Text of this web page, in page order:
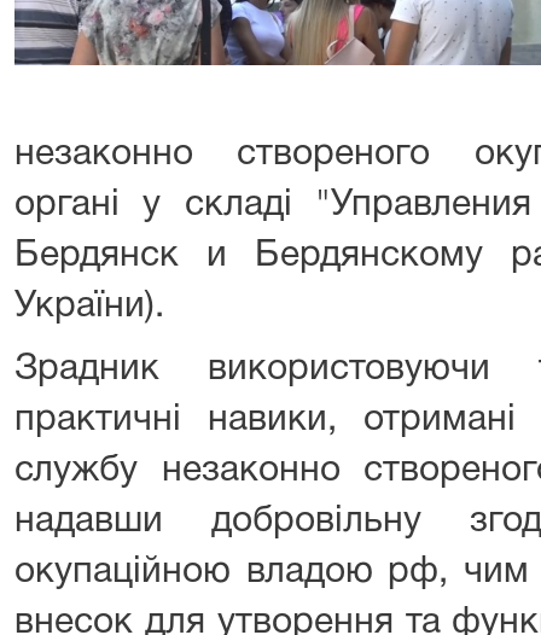
незаконно створеного
органі у складі
Бердянск и Бердянскому
України).
Зрадник використовуючи
практичні навики,
службу незаконно
надавши добровільну
окупаційною владою рф, чим
внесок для утворення та